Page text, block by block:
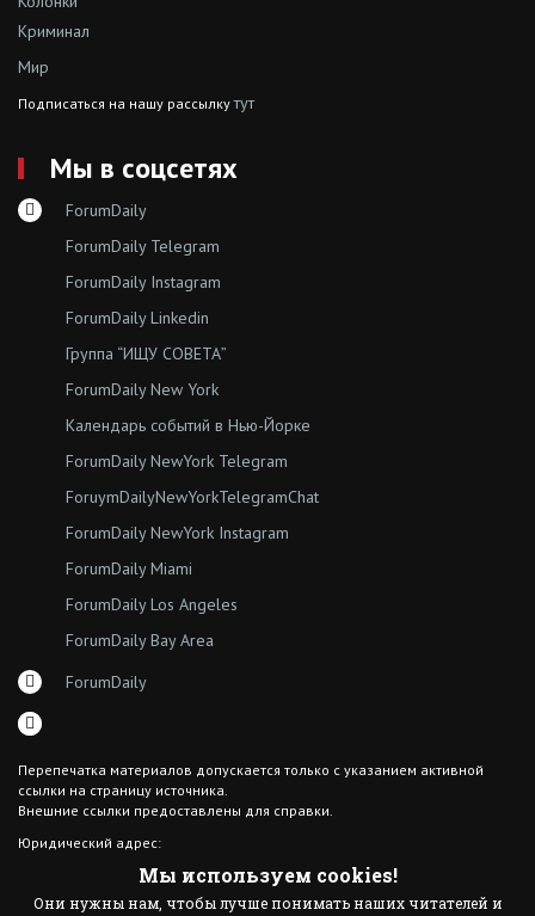
Криминал
Мир
Подписаться на нашу рассылкутут
Мы в соцсетях
ForumDaily
ForumDaily Telegram
ForumDaily Instagram
ForumDaily Linkedin
Группа “ИЩУ СОВЕТА”
ForumDaily New York
Календарь событий в Нью-Йорке
ForumDaily NewYork Telegram
ForuymDailyNewYorkTelegramChat
ForumDaily NewYork Instagram
ForumDaily Miami
ForumDaily Los Angeles
ForumDaily Bay Area
ForumDaily
Перепечатка материалов допускается только с указанием активной
ссылки на страницу источника.
Внешние ссылки предоставлены для справки.
Юридический адрес:
Brooklyn NY 11204Мы используем cookies!
Они нужны нам, чтобы лучше понимать наших читателей и